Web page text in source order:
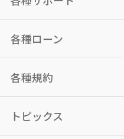
各種ローン
各種規約
トピックス